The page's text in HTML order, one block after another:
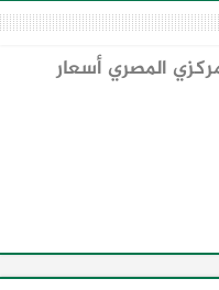
المصري أسعار